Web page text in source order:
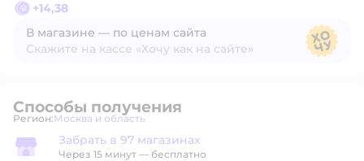
+14,38
В магазине — по ценам сайта
Скажите на кассе «Хочу как на сайте»
Способы получения
Регион: Выбор адреса доставки.
Москва и область
Забрать в магазине
Забрать в 97 магазинах
Через 15 минут — бесплатно